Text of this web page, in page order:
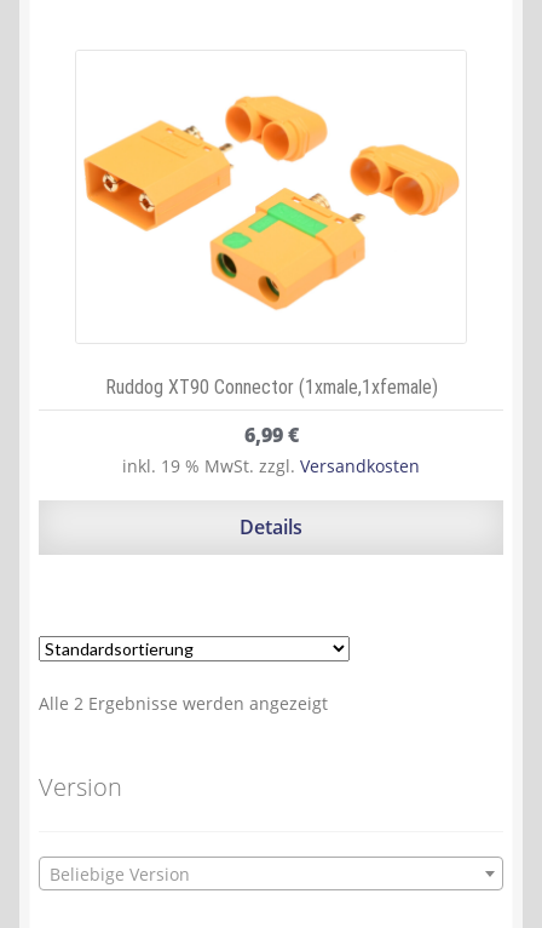
Ruddog XT90 Connector (1xmale,1xfemale)
6,99€
inkl. 19 % MwSt. zzgl. Versandkosten
Details
Alle 2 Ergebnisse werden angezeigt
Version
Beliebige Version